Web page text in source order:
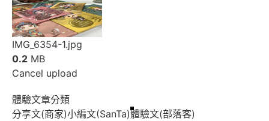
IMG_6354-1.jpg
0.2 MB
Cancel upload
體驗文章分類
分享文(商家)小編文(SanTa)體驗文(部落客)